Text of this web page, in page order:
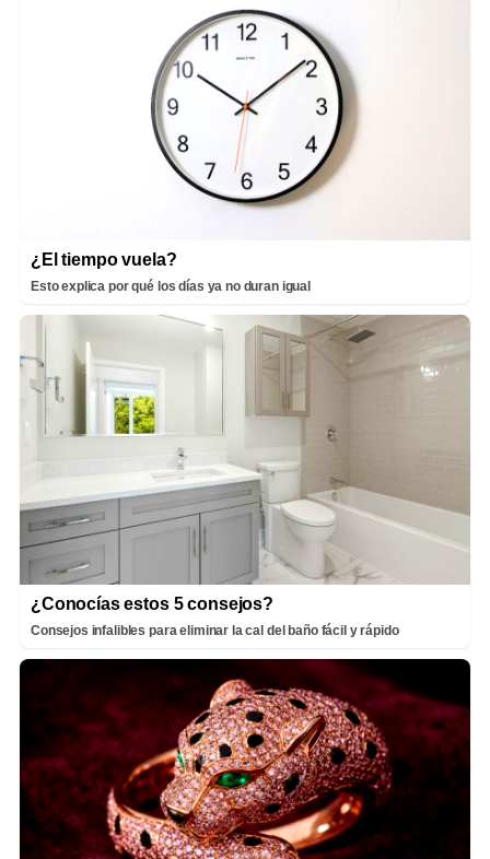
¿El tiempo vuela?
Esto explica por qué los días ya no duran igual
¿Conocías estos 5 consejos?
Consejos infalibles para eliminar la cal del baño fácil y rápido